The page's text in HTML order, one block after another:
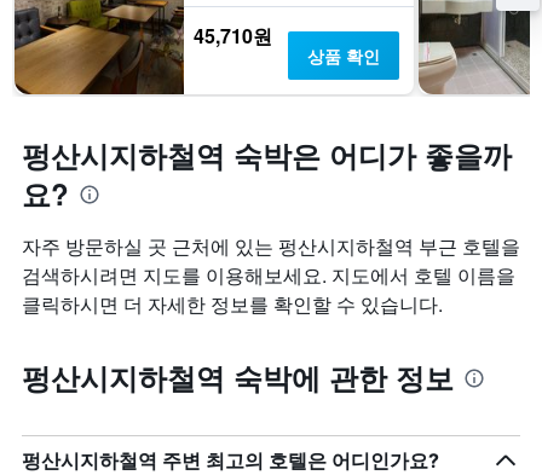
45,710원
상품 확인
펑산시지하철역 숙박은 어디가 좋을까
요?
자주 방문하실 곳 근처에 있는 펑산시지하철역 부근 호텔을
검색하시려면 지도를 이용해보세요. 지도에서 호텔 이름을
클릭하시면 더 자세한 정보를 확인할 수 있습니다.
펑산시지하철역 숙박에 관한 정보
펑산시지하철역 주변 최고의 호텔은 어디인가요?